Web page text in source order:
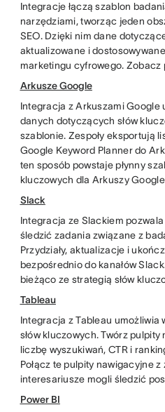
Integracje łączą szablon
narzędziami, tworząc jeden
SEO. Dzięki nim dane
aktualizowane i
marketingu cyfrowego. Zobacz
Arkusze Google
Integracja z Arkuszami
danych dotyczących słów
szablonie. Zespoły eksportują
Google Keyword Planner do
ten sposób powstaje płynny
kluczowych dla Arkuszy
Slack
Integracja ze Slackiem
śledzić zadania związane z
Przydziały, aktualizacje i
bezpośrednio do kanałów
bieżąco ze strategią słów
Tableau
Integracja z Tableau umożliwia
słów kluczowych. Twórz
liczbę wyszukiwań, CTR i
Połącz te pulpity nawigacyjne
interesariusze mogli śledzić
Power BI